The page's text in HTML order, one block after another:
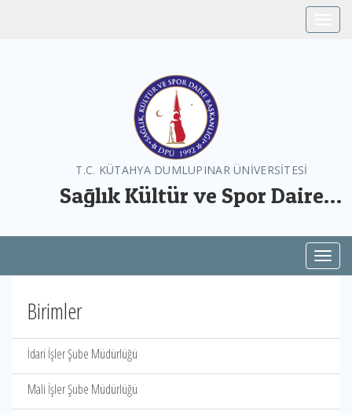
T.C. KÜTAHYA DUMLUPINAR ÜNİVERSİTESİ
Sağlık Kültür ve Spor Daire
Birimler
İdari İşler Şube Müdürlüğü
Mali İşler Şube Müdürlüğü